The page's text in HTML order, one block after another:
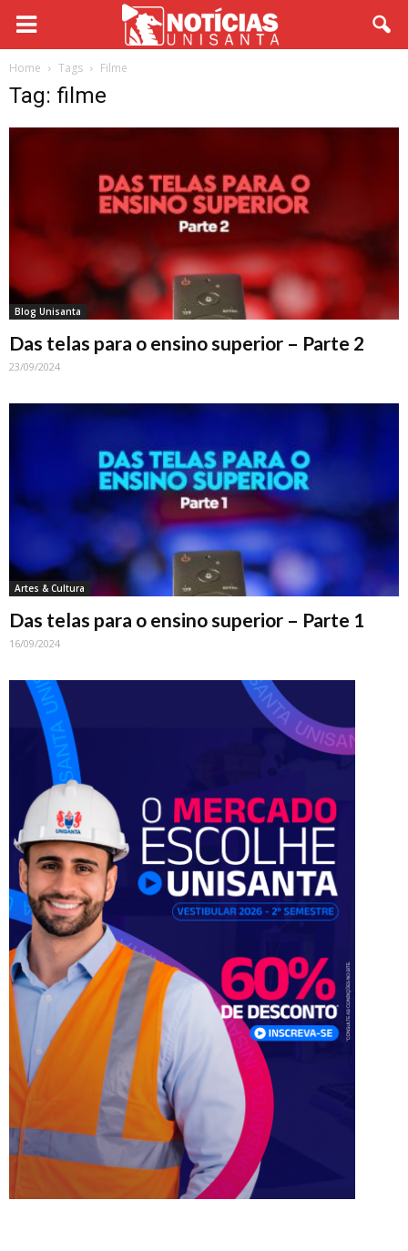
Home Tags Filme
Tag: filme
Blog Unisanta
Das telas para o ensino superior – Parte 2
23/09/2024
Artes & Cultura
Das telas para o ensino superior – Parte 1
16/09/2024